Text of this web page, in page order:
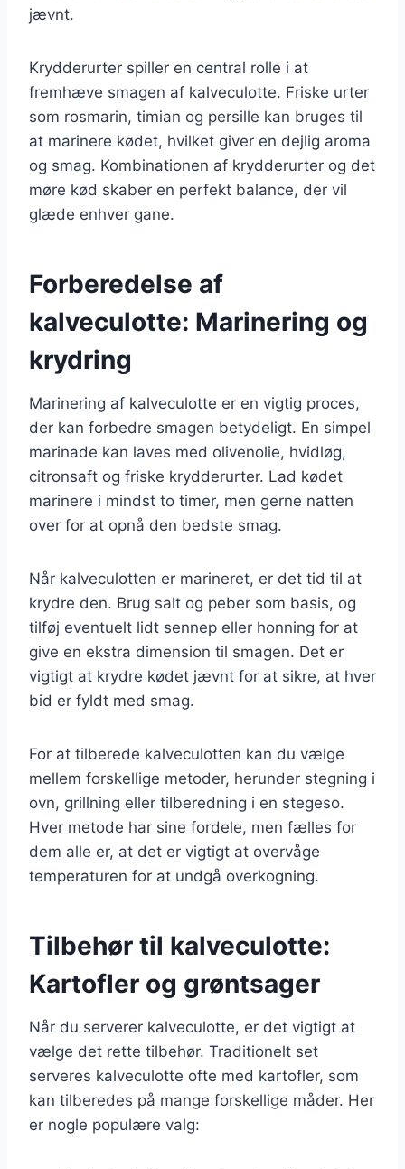
jævnt.
Krydderurter spiller en central rolle i at
fremhæve smagen af kalveculotte. Friske urter
som rosmarin, timian og persille kan bruges til
at marinere kødet, hvilket giver en dejlig aroma
og smag. Kombinationen af krydderurter og det
møre kød skaber en perfekt balance, der vil
glæde enhver gane.
Forberedelse af
kalveculotte: Marinering og
krydring
Marinering af kalveculotte er en vigtig proces,
der kan forbedre smagen betydeligt. En simpel
marinade kan laves med olivenolie, hvidløg,
citronsaft og friske krydderurter. Lad kødet
marinere i mindst to timer, men gerne natten
over for at opnå den bedste smag.
Når kalveculotten er marineret, er det tid til at
krydre den. Brug salt og peber som basis, og
tilføj eventuelt lidt sennep eller honning for at
give en ekstra dimension til smagen. Det er
vigtigt at krydre kødet jævnt for at sikre, at hver
bid er fyldt med smag.
For at tilberede kalveculotten kan du vælge
mellem forskellige metoder, herunder stegning i
ovn, grillning eller tilberedning i en stegeso.
Hver metode har sine fordele, men fælles for
dem alle er, at det er vigtigt at overvåge
temperaturen for at undgå overkogning.
Tilbehør til kalveculotte:
Kartofler og grøntsager
Når du serverer kalveculotte, er det vigtigt at
vælge det rette tilbehør. Traditionelt set
serveres kalveculotte ofte med kartofler, som
kan tilberedes på mange forskellige måder. Her
er nogle populære valg: